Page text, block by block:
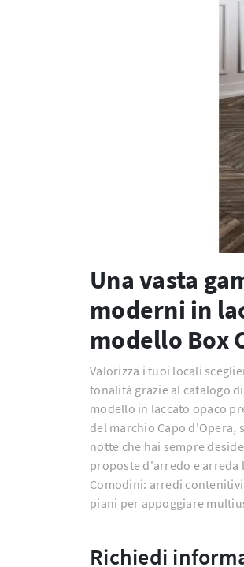
Una vasta
moderni in
modello Box
Valorizza i tuoi locali
tonalità grazie al catalogo
modello in laccato opaco
del marchio Capo d'Opera,
notte che hai sempre
proposte d'arredo e arreda
Comodini: arredi
piani per appoggiare
Richiedi